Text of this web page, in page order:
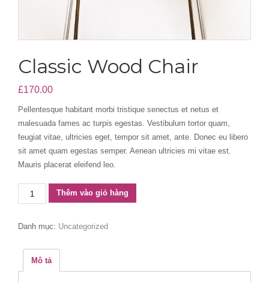
Classic Wood Chair
£170.00
Pellentesque habitant morbi tristique senectus et netus et
malesuada fames ac turpis egestas. Vestibulum tortor quam,
feugiat vitae, ultricies eget, tempor sit amet, ante. Donec eu libero
sit amet quam egestas semper. Aenean ultricies mi vitae est.
Mauris placerat eleifend leo.
Classic
Wood
số
Thêm vào giỏ hàng
Danh mục: Uncategorized
Mô tả